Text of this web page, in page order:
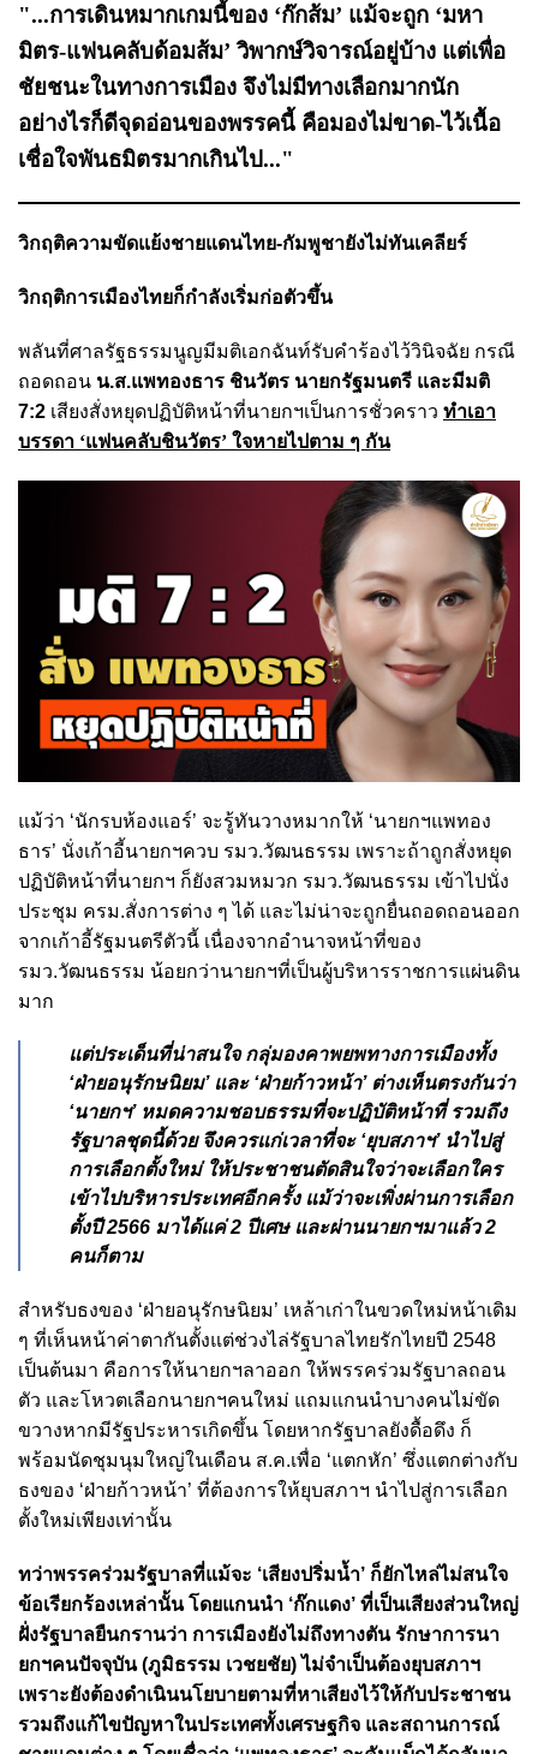
"...การเดินหมากเกมนี้ของ ‘ก๊กส้ม’ แม้จะถูก ‘มหา
มิตร-แฟนคลับด้อมส้ม’ วิพากษ์วิจารณ์อยู่บ้าง แต่เพื่อ
ชัยชนะในทางการเมือง จึงไม่มีทางเลือกมากนัก
อย่างไรก็ดีจุดอ่อนของพรรคนี้ คือมองไม่ขาด-ไว้เนื้อ
เชื่อใจพันธมิตรมากเกินไป..."
วิกฤติความขัดแย้งชายแดนไทย-กัมพูชายังไม่ทันเคลียร์
วิกฤติการเมืองไทยก็กำลังเริ่มก่อตัวขึ้น
พลันที่ศาลรัฐธรรมนูญมีมติเอกฉันท์รับคำร้องไว้วินิจฉัย กรณี
ถอดถอน น.ส.แพทองธาร ชินวัตร นายกรัฐมนตรี และมีมติ
7:2 เสียงสั่งหยุดปฏิบัติหน้าที่นายกฯเป็นการชั่วคราว ทำเอา
บรรดา ‘แฟนคลับชินวัตร’ ใจหายไปตาม ๆ กัน
แม้ว่า ‘นักรบห้องแอร์’ จะรู้ทันวางหมากให้ ‘นายกฯแพทอง
ธาร’ นั่งเก้าอี้นายกฯควบ รมว.วัฒนธรรม เพราะถ้าถูกสั่งหยุด
ปฏิบัติหน้าที่นายกฯ ก็ยังสวมหมวก รมว.วัฒนธรรม เข้าไปนั่ง
ประชุม ครม.สั่งการต่าง ๆ ได้ และไม่น่าจะถูกยื่นถอดถอนออก
จากเก้าอี้รัฐมนตรีตัวนี้ เนื่องจากอำนาจหน้าที่ของ
รมว.วัฒนธรรม น้อยกว่านายกฯที่เป็นผู้บริหารราชการแผ่นดิน
มาก
แต่ประเด็นที่น่าสนใจ กลุ่มองคาพยพทางการเมืองทั้ง
‘ฝ่ายอนุรักษนิยม’ และ ‘ฝ่ายก้าวหน้า’ ต่างเห็นตรงกันว่า
‘นายกฯ’ หมดความชอบธรรมที่จะปฏิบัติหน้าที่ รวมถึง
รัฐบาลชุดนี้ด้วย จึงควรแก่เวลาที่จะ ‘ยุบสภาฯ’ นำไปสู่
การเลือกตั้งใหม่ ให้ประชาชนตัดสินใจว่าจะเลือกใคร
เข้าไปบริหารประเทศอีกครั้ง แม้ว่าจะเพิ่งผ่านการเลือก
ตั้งปี 2566 มาได้แค่ 2 ปีเศษ และผ่านนายกฯมาแล้ว 2
คนก็ตาม
สำหรับธงของ ‘ฝ่ายอนุรักษนิยม’ เหล้าเก่าในขวดใหม่หน้าเดิม
ๆ ที่เห็นหน้าค่าตากันตั้งแต่ช่วงไล่รัฐบาลไทยรักไทยปี 2548
เป็นต้นมา คือการให้นายกฯลาออก ให้พรรคร่วมรัฐบาลถอน
ตัว และโหวตเลือกนายกฯคนใหม่ แถมแกนนำบางคนไม่ขัด
ขวางหากมีรัฐประหารเกิดขึ้น โดยหากรัฐบาลยังดื้อดึง ก็
พร้อมนัดชุมนุมใหญ่ในเดือน ส.ค.เพื่อ ‘แตกหัก’ ซึ่งแตกต่างกับ
ธงของ ‘ฝ่ายก้าวหน้า’ ที่ต้องการให้ยุบสภาฯ นำไปสู่การเลือก
ตั้งใหม่เพียงเท่านั้น
ทว่าพรรคร่วมรัฐบาลที่แม้จะ ‘เสียงปริ่มน้ำ’ ก็ยักไหล่ไม่สนใจ
ข้อเรียกร้องเหล่านั้น โดยแกนนำ ‘ก๊กแดง’ ที่เป็นเสียงส่วนใหญ่
ฝั่งรัฐบาลยืนกรานว่า การเมืองยังไม่ถึงทางตัน รักษาการนา
ยกฯคนปัจจุบัน (ภูมิธรรม เวชยชัย) ไม่จำเป็นต้องยุบสภาฯ
เพราะยังต้องดำเนินนโยบายตามที่หาเสียงไว้ให้กับประชาชน
รวมถึงแก้ไขปัญหาในประเทศทั้งเศรษฐกิจ และสถานการณ์